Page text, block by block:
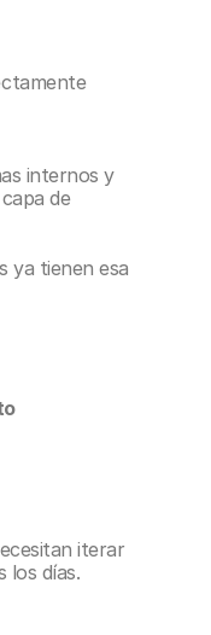
internos y
de
ya tienen esa
iterar
los días.